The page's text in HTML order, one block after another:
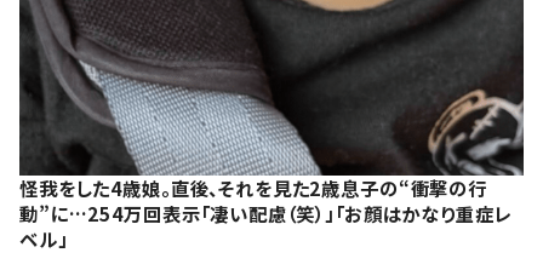
怪我をした4歳娘。直後、それを見た2歳息子の“衝撃の行
動”に…254万回表示「凄い配慮（笑）」「お顔はかなり重症レ
ベル」